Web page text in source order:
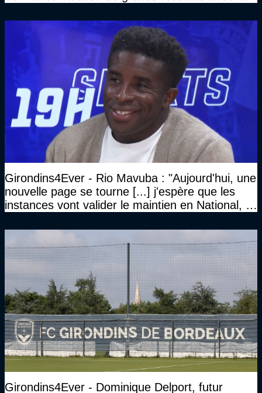
Girondins4Ever - Rio Mavuba : "Aujourd'hui, une
nouvelle page se tourne [...] j'espère que les
instances vont valider le maintien en National, et
haut niveau"
Girondins4Ever - Dominique Delport, futur